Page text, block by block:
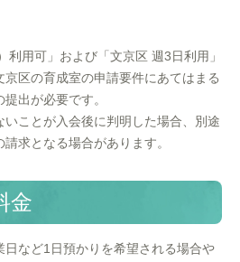
用可」および「文京区 週3日利用」
区の育成室の申請要件にあてはまる
出が必要です。
ことが入会後に判明した場合、別途
求となる場合があります。
金
日など1日預かりを希望される場合や